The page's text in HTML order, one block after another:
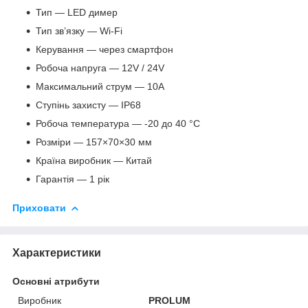
Тип — LED димер
Тип зв’язку — Wi-Fi
Керування — через смартфон
Робоча напруга — 12V / 24V
Максимальний струм — 10A
Ступінь захисту — IP68
Робоча температура — -20 до 40 °C
Розміри — 157×70×30 мм
Країна виробник — Китай
Гарантія — 1 рік
Приховати
Характеристики
Основні атрибути
Виробник
PROLUM